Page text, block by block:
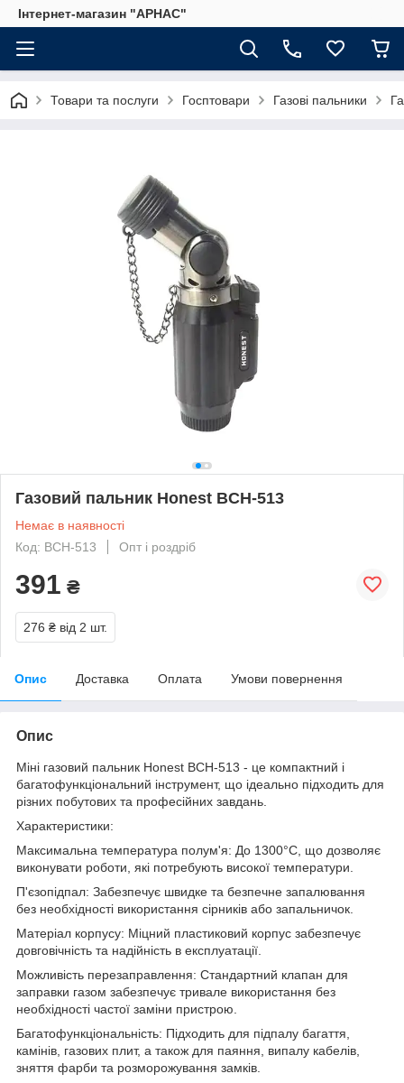
Інтернет-магазин "АРНАС"
Товари та послуги Госптовари Газові пальники
Газовий пальник Honest BCH-513
Немає в наявності
Код: BCH-513
Опт і роздріб
391 ₴
276 ₴ від 2 шт.
Опис Доставка Оплата Умови повернення
Опис
Міні газовий пальник Honest BCH-513 - це компактний і
багатофункціональний інструмент, що ідеально підходить для
різних побутових та професійних завдань.
Характеристики:
Максимальна температура полум'я: До 1300°C, що дозволяє
виконувати роботи, які потребують високої температури.
П'єзопідпал: Забезпечує швидке та безпечне запалювання
без необхідності використання сірників або запальничок.
Матеріал корпусу: Міцний пластиковий корпус забезпечує
довговічність та надійність в експлуатації.
Можливість перезаправлення: Стандартний клапан для
заправки газом забезпечує тривале використання без
необхідності частої заміни пристрою.
Багатофункціональність: Підходить для підпалу багаття,
камінів, газових плит, а також для паяння, випалу кабелів,
зняття фарби та розморожування замків.